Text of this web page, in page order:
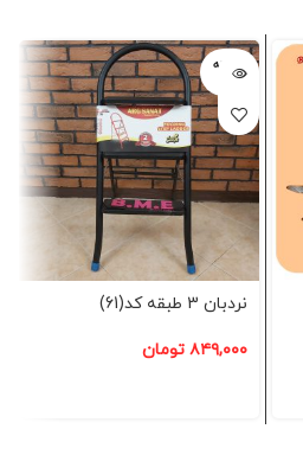
فروخته
شده
نردبان 3 طبقه کد(61)
۸۴۹,۰۰۰ تومان